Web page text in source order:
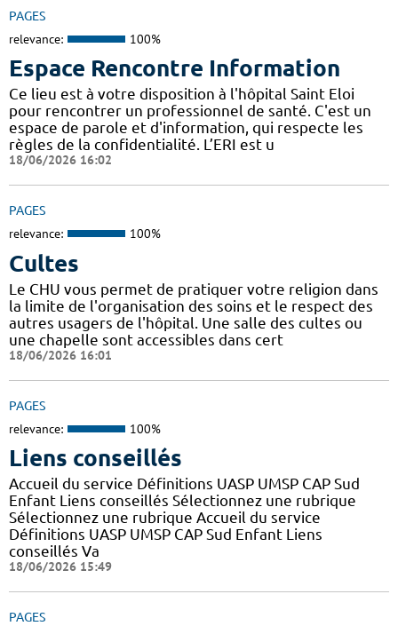
PAGES
relevance: 100%
Espace Rencontre Information
Ce lieu est à votre disposition à l'hôpital Saint Eloi
pour rencontrer un professionnel de santé. C'est un
espace de parole et d'information, qui respecte les
règles de la confidentialité. L’ERI est u
18/06/2026 16:02
PAGES
relevance: 100%
Cultes
Le CHU vous permet de pratiquer votre religion dans
la limite de l'organisation des soins et le respect des
autres usagers de l'hôpital. Une salle des cultes ou
une chapelle sont accessibles dans cert
18/06/2026 16:01
PAGES
relevance: 100%
Liens conseillés
Accueil du service Définitions UASP UMSP CAP Sud
Enfant Liens conseillés Sélectionnez une rubrique
Sélectionnez une rubrique Accueil du service
Définitions UASP UMSP CAP Sud Enfant Liens
conseillés Va
18/06/2026 15:49
PAGES